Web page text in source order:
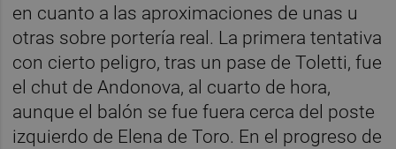
en cuanto a las aproximaciones de unas u
otras sobre portería real. La primera tentativa
con cierto peligro, tras un pase de Toletti, fue
el chut de Andonova, al cuarto de hora,
aunque el balón se fue fuera cerca del poste
izquierdo de Elena de Toro. En el progreso de